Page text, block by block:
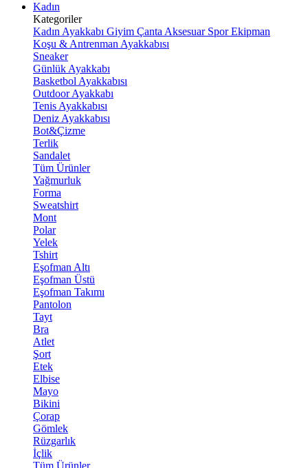
Kadın
Kategoriler
Kadın Ayakkabı Giyim Çanta Aksesuar Spor Ekipman
Koşu & Antrenman Ayakkabısı
Sneaker
Günlük Ayakkabı
Basketbol Ayakkabısı
Outdoor Ayakkabı
Tenis Ayakkabısı
Deniz Ayakkabısı
Bot&Çizme
Terlik
Sandalet
Tüm Ürünler
Yağmurluk
Forma
Sweatshirt
Mont
Polar
Yelek
Tshirt
Eşofman Altı
Eşofman Üstü
Eşofman Takımı
Pantolon
Tayt
Bra
Atlet
Şort
Etek
Elbise
Mayo
Bikini
Çorap
Gömlek
Rüzgarlık
İçlik
Tüm Ürünler